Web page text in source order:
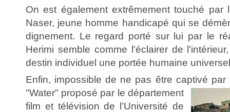
On est également extrêmement touché par
Naser, jeune homme handicapé qui se
dignement. Le regard porté sur lui par le
Herimi semble comme l'éclairer de
destin individuel une portée humaine
Enfin, impossible de ne pas être captivé par
"Water" proposé par le département
film et télévision de l’Université de